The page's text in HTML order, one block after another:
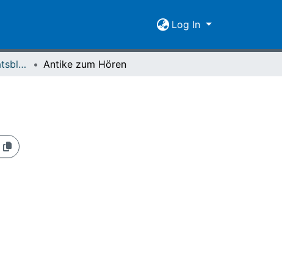
Log In
Giessener Universitätsblätter 54 (2021) Antike zum Hören